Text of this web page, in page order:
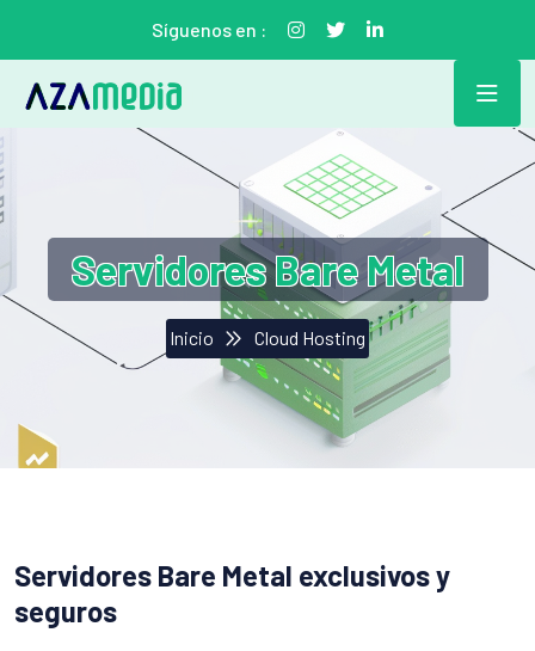
Síguenos en :
Servidores Bare Metal
Inicio Cloud Hosting
Servidores Bare Metal exclusivos y
seguros